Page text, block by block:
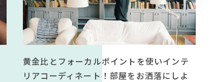
黄金比とフォーカルポイントを使いインテ
リアコーディネート！部屋をお洒落にしよ